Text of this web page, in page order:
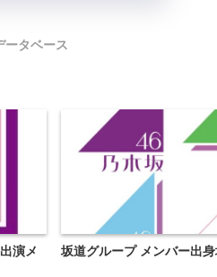
ータベース
演メ
坂道グループ メンバー出